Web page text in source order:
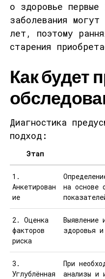
о здоровье первые
заболевания
лет , поэтому
старения
Как будет
Диагностика
подход :
Этап
1.
Анкетирован
ие
на основе
2. Оценка
факторов
риска
Выявление
здоровья
3.
Углублённая
При
анализы и